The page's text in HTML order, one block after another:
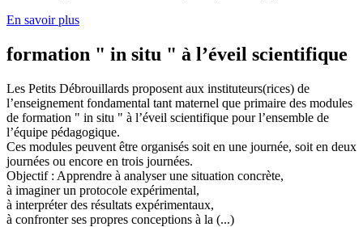
En savoir plus
formation " in situ " à l’éveil scientifique
Les Petits Débrouillards proposent aux instituteurs(rices) de
l’enseignement fondamental tant maternel que primaire des modules
de formation " in situ " à l’éveil scientifique pour l’ensemble de
l’équipe pédagogique.
Ces modules peuvent être organisés soit en une journée, soit en deux
journées ou encore en trois journées.
Objectif : Apprendre à analyser une situation concrète,
à imaginer un protocole expérimental,
à interpréter des résultats expérimentaux,
à confronter ses propres conceptions à la (...)